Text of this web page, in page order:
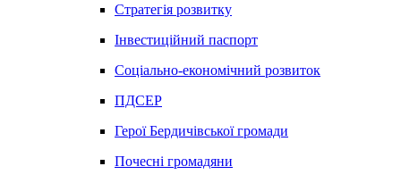
Стратегія розвитку
Інвестиційний паспорт
Соціально-економічний розвиток
ПДСЕР
Герої Бердичівської громади
Почесні громадяни